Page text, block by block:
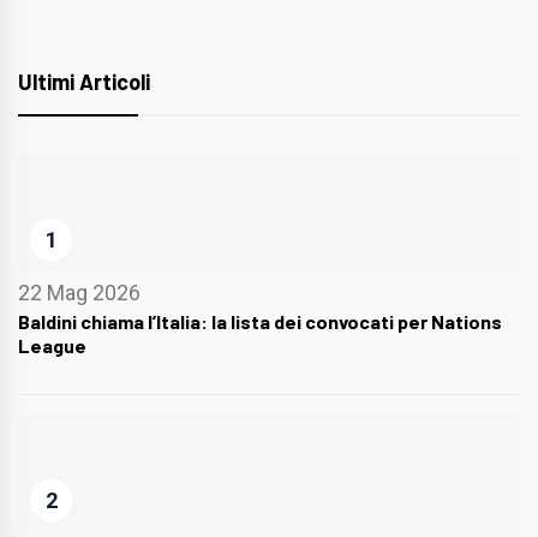
Ultimi Articoli
1
22 Mag 2026
Baldini chiama l’Italia: la lista dei convocati per Nations
League
2